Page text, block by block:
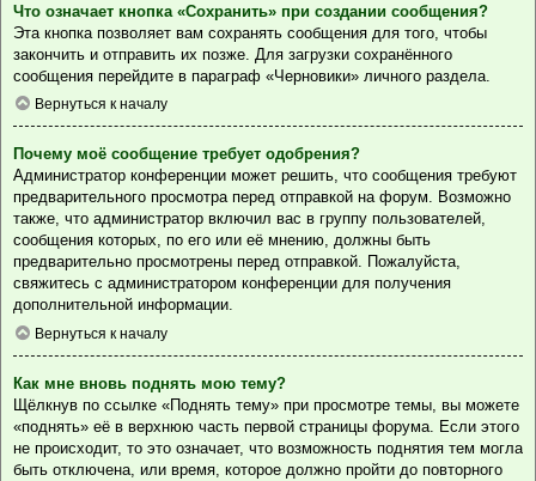
Что означает кнопка «Сохранить» при создании сообщения?
Эта кнопка позволяет вам сохранять сообщения для того, чтобы
закончить и отправить их позже. Для загрузки сохранённого
сообщения перейдите в параграф «Черновики» личного раздела.
Вернуться к началу
Почему моё сообщение требует одобрения?
Администратор конференции может решить, что сообщения требуют
предварительного просмотра перед отправкой на форум. Возможно
также, что администратор включил вас в группу пользователей,
сообщения которых, по его или её мнению, должны быть
предварительно просмотрены перед отправкой. Пожалуйста,
свяжитесь с администратором конференции для получения
дополнительной информации.
Вернуться к началу
Как мне вновь поднять мою тему?
Щёлкнув по ссылке «Поднять тему» при просмотре темы, вы можете
«поднять» её в верхнюю часть первой страницы форума. Если этого
не происходит, то это означает, что возможность поднятия тем могла
быть отключена, или время, которое должно пройти до повторного